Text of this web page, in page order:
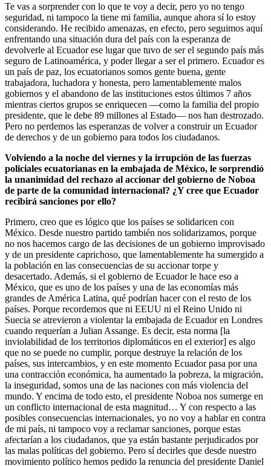
Te vas a sorprender con lo que te voy a decir, pero yo no tengo
seguridad, ni tampoco la tiene mi familia, aunque ahora sí lo estoy
considerando. He recibido amenazas, en efecto, pero seguimos aquí
enfrentando una situación dura del país con la esperanza de
devolverle al Ecuador ese lugar que tuvo de ser el segundo país más
seguro de Latinoamérica, y poder llegar a ser el primero. Ecuador es
un país de paz, los ecuatorianos somos gente buena, gente
trabajadora, luchadora y honesta, pero lamentablemente malos
gobiernos y el abandono de las instituciones estos últimos 7 años
mientras ciertos grupos se enriquecen —como la familia del propio
presidente, que le debe 89 millones al Estado— nos han destrozado.
Pero no perdemos las esperanzas de volver a construir un Ecuador
de derechos y de un gobierno para todos los ciudadanos.
Volviendo a la noche del viernes y la irrupción de las fuerzas
policiales ecuatorianas en la embajada de México, le sorprendió
la unanimidad del rechazo al accionar del gobierno de Noboa
de parte de la comunidad internacional? ¿Y cree que Ecuador
recibirá sanciones por ello?
Primero, creo que es lógico que los países se solidaricen con
México. Desde nuestro partido también nos solidarizamos, porque
no nos hacemos cargo de las decisiones de un gobierno improvisado
y de un presidente caprichoso, que lamentablemente ha sumergido a
la población en las consecuencias de su accionar torpe y
desacertado. Además, si el gobierno de Ecuador le hace eso a
México, que es uno de los países y una de las economías más
grandes de América Latina, qué podrían hacer con el resto de los
países. Porque recordemos que ni EEUU ni el Reino Unido ni
Suecia se atrevieron a violentar la embajada de Ecuador en Londres
cuando requerían a Julian Assange. Es decir, esta norma [la
inviolabilidad de los territorios diplomáticos en el exterior] es algo
que no se puede no cumplir, porque destruye la relación de los
países, sus intercambios, y en este momento Ecuador pasa por una
una contracción económica, ha aumentado la pobreza, la migración,
la inseguridad, somos una de las naciones con más violencia del
mundo. Y encima de todo esto, el presidente Noboa nos sumerge en
un conflicto internacional de esta magnitud… Y con respecto a las
posibles consecuencias internacionales, yo no voy a hablar en contra
de mi país, ni tampoco voy a reclamar sanciones, porque estas
afectarían a los ciudadanos, que ya están bastante perjudicados por
las malas políticas del gobierno. Pero sí decirles que desde nuestro
movimiento político hemos pedido la renuncia del presidente Daniel